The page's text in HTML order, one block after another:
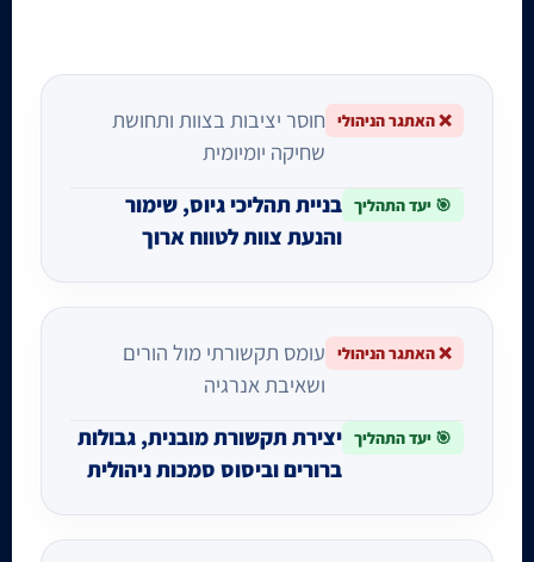
❌ האתגר הניהולי
חוסר יציבות בצוות ותחושת
שחיקה יומיומית
🎯 יעד התהליך בניית תהליכי גיוס, שימור
והנעת צוות לטווח ארוך
❌ האתגר הניהולי
עומס תקשורתי מול הורים
ושאיבת אנרגיה
🎯 יעד התהליך יצירת תקשורת מובנית, גבולות
ברורים וביסוס סמכות ניהולית